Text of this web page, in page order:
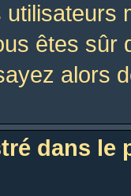
êtes sûr
alors
dans le